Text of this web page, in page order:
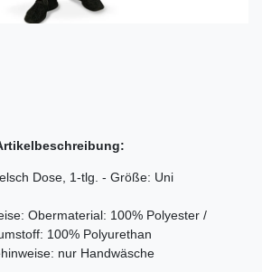
Dose, 1-tlg. - Größe: Uni
Obermaterial: 100% Polyester /
100% Polyurethan
nur Handwäsche